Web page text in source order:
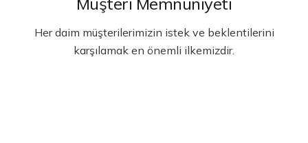
Her daim müşterilerimizin istek ve beklentilerini
karşılamak en önemli ilkemizdir.